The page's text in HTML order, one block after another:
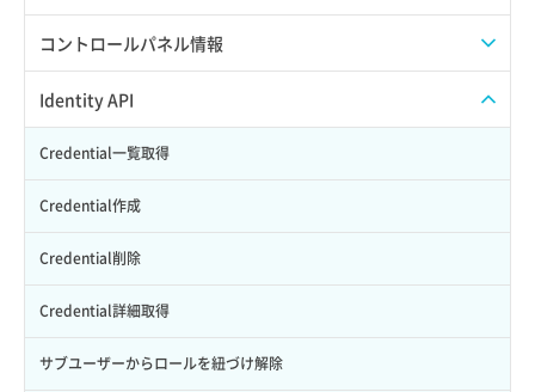
APIでAPIサブユーザーを作成する
APIでVPSにISOイメージを挿入する
APIでVPSを作成する
コントロールパネル情報
APIユーザーを作成する
API情報を確認する
Identity API
Credential一覧取得
Credential作成
Credential削除
Credential詳細取得
サブユーザーからロールを紐づけ解除